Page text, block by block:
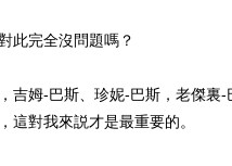
此完全沒問題嗎？
姆-巴斯、珍妮-巴斯，老傑裏-
對我來説才是最重要的。